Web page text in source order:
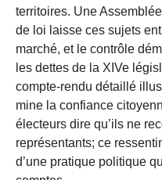
territoires. Une
de loi laisse ces sujets
marché, et le contrôle
les dettes de la XIVe
compte-rendu détaillé
mine la confiance
électeurs dire qu’ils ne
représentants; ce
d’une pratique politique